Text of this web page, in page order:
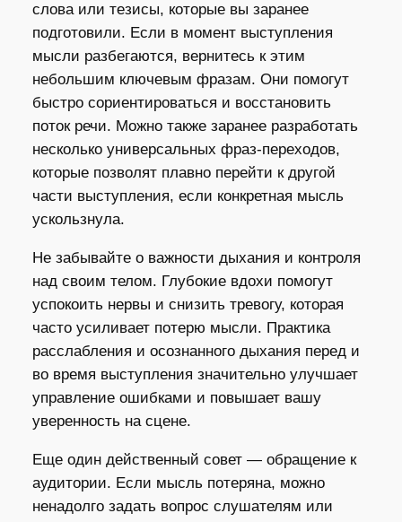
слова или тезисы, которые вы заранее
подготовили. Если в момент выступления
мысли разбегаются, вернитесь к этим
небольшим ключевым фразам. Они помогут
быстро сориентироваться и восстановить
поток речи. Можно также заранее разработать
несколько универсальных фраз-переходов,
которые позволят плавно перейти к другой
части выступления, если конкретная мысль
ускользнула.
Не забывайте о важности дыхания и контроля
над своим телом. Глубокие вдохи помогут
успокоить нервы и снизить тревогу, которая
часто усиливает потерю мысли. Практика
расслабления и осознанного дыхания перед и
во время выступления значительно улучшает
управление ошибками и повышает вашу
уверенность на сцене.
Еще один действенный совет — обращение к
аудитории. Если мысль потеряна, можно
ненадолго задать вопрос слушателям или